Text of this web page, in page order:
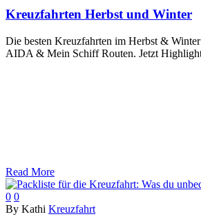
Kreuzfahrten Herbst und Winter
Die besten Kreuzfahrten im Herbst &
AIDA & Mein Schiff Routen. Jetzt
Read More
0 0
By Kathi Kreuzfahrt